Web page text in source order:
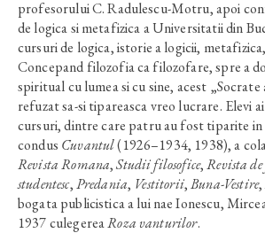
profesorului C. Radulescu-Motru, apoi
de logica si metafizica a Universitatii din
cursuri de logica, istorie a logicii,
Concepand filozofia ca filozofare, spre a
spiritual cu lumea si cu sine, acest
refuzat sa-si tipareasca vreo lucrare. Elevi
cursuri, dintre care patru au fost tiparite in
condus Cuvantul(1926–1934, 1938), a
Revista Romana,Studii filosofice,Revista
studentesc,Predania, Vestitorii,Buna-Vestire,
bogata publicistica a lui nae Ionescu,
1937 culegereaRoza vanturilor.